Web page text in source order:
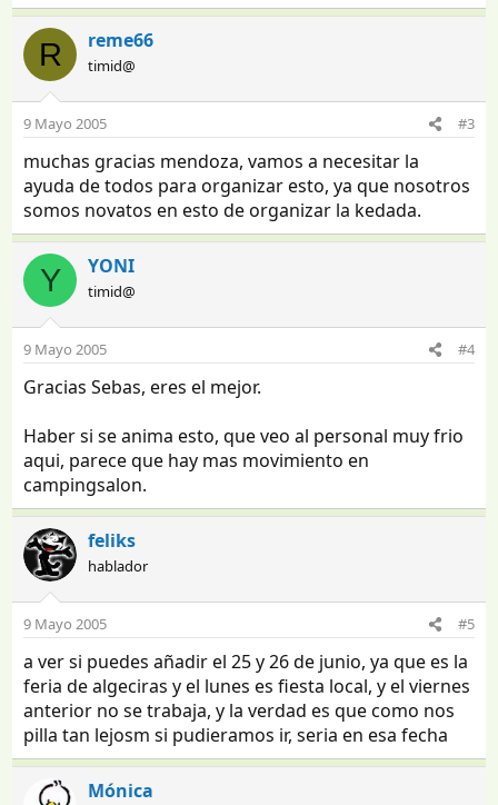
R reme66
timid@
9 Mayo 2005 #3
muchas gracias mendoza, vamos a necesitar la
ayuda de todos para organizar esto, ya que nosotros
somos novatos en esto de organizar la kedada.
Y YONI
timid@
9 Mayo 2005 #4
Gracias Sebas, eres el mejor.
Haber si se anima esto, que veo al personal muy frio
aqui, parece que hay mas movimiento en
campingsalon.
feliks
hablador
9 Mayo 2005 #5
a ver si puedes añadir el 25 y 26 de junio, ya que es la
feria de algeciras y el lunes es fiesta local, y el viernes
anterior no se trabaja, y la verdad es que como nos
pilla tan lejosm si pudieramos ir, seria en esa fecha
Mónica